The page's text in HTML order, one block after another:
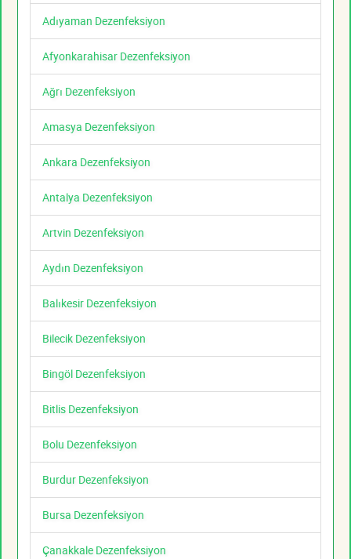
Adıyaman Dezenfeksiyon
Afyonkarahisar Dezenfeksiyon
Ağrı Dezenfeksiyon
Amasya Dezenfeksiyon
Ankara Dezenfeksiyon
Antalya Dezenfeksiyon
Artvin Dezenfeksiyon
Aydın Dezenfeksiyon
Balıkesir Dezenfeksiyon
Bilecik Dezenfeksiyon
Bingöl Dezenfeksiyon
Bitlis Dezenfeksiyon
Bolu Dezenfeksiyon
Burdur Dezenfeksiyon
Bursa Dezenfeksiyon
Çanakkale Dezenfeksiyon